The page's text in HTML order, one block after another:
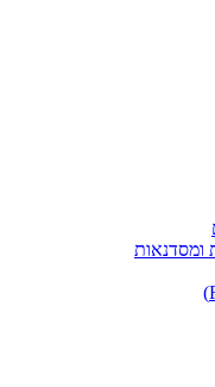
ומסדנאות